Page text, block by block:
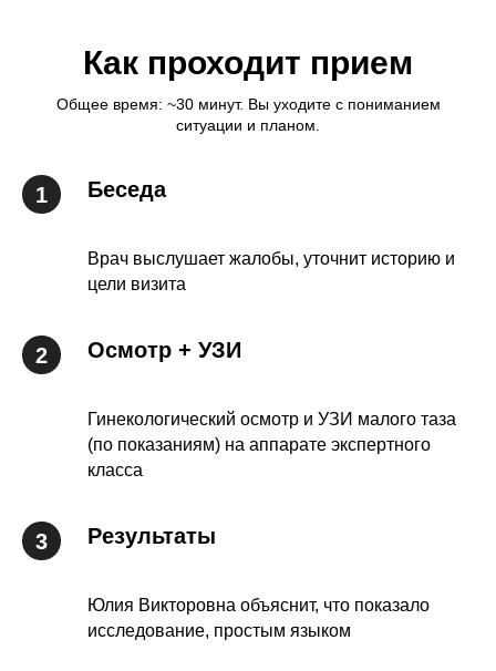
Как проходит прием
Общее время: ~30 минут. Вы уходите с пониманием
ситуации и планом.
Беседа
Врач выслушает жалобы, уточнит историю и
цели визита
Осмотр + УЗИ
Гинекологический осмотр и УЗИ малого таза
(по показаниям) на аппарате экспертного
класса
Результаты
Юлия Викторовна объяснит, что показало
исследование, простым языком